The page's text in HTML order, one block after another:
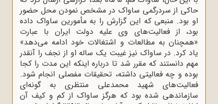
حاکی از سردرگمی ساواک در مشخص نمودن محل حضور
او بود. منبعی که این گزارش را به مأمورین ساواک داده
بود، از فعالیت‌های وی علیه دولت ایران با عبارت
«همچنان به مطالعات و اشتغالات خود ادامه می‌دهد»
یاد کرد. در ساواک نیز غیبت یک ساله او از نجف را آنقدر
مهم دانستند که مقرر شد تا درباره اینکه این مدت را کجا
بوده و چه فعالیتی داشته، تحقیقات مفصلی انجام شود.
فعالیت‌های شهید محمدعلی منتظری به گونه‌ای
سازماندهی شده بود که هرگز ساواک از کم و کیف آن